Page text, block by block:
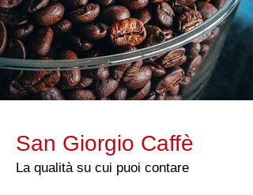
San Giorgio Caffè
La qualità su cui puoi contare